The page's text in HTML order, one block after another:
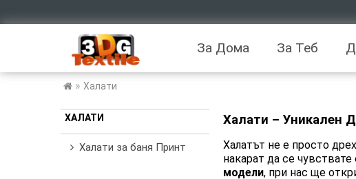
За Дома За Теб
» Халати
ХАЛАТИ
Халати за баня Принт
Халати – Уникален
Халатът не е просто
накарат да се
модели, при нас ще